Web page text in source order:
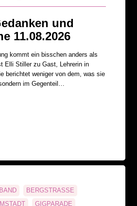
und
11.08.2026
kommt ein bisschen anders als
Elli Stiller zu Gast, Lehrerin in
berichtet weniger von dem, was sie
im Gegenteil…
BAND
BERGSTRASSE
GIGPARADE